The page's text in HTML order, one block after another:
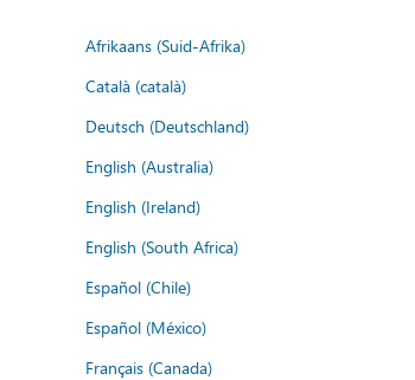
Afrikaans (Suid-Afrika)
Català (català)
Deutsch (Deutschland)
English (Australia)
English (Ireland)
English (South Africa)
Español (Chile)
Español (México)
Français (Canada)